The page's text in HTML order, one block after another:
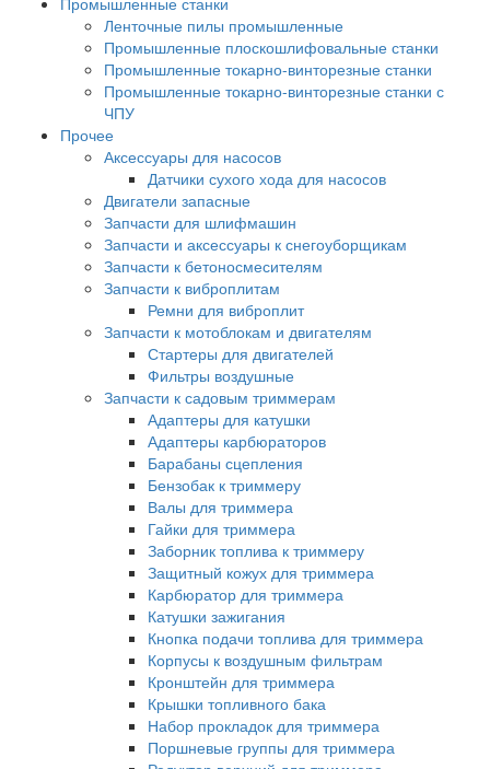
Ленточные пилы промышленные
Промышленные плоскошлифовальные станки
Промышленные токарно-винторезные станки
Промышленные токарно-винторезные станки с
ЧПУ
Прочее
Аксессуары для насосов
Датчики сухого хода для насосов
Двигатели запасные
Запчасти для шлифмашин
Запчасти и аксессуары к снегоуборщикам
Запчасти к бетоносмесителям
Запчасти к виброплитам
Ремни для виброплит
Запчасти к мотоблокам и двигателям
Стартеры для двигателей
Фильтры воздушные
Запчасти к садовым триммерам
Адаптеры для катушки
Адаптеры карбюраторов
Барабаны сцепления
Бензобак к триммеру
Валы для триммера
Гайки для триммера
Заборник топлива к триммеру
Защитный кожух для триммера
Карбюратор для триммера
Катушки зажигания
Кнопка подачи топлива для триммера
Корпусы к воздушным фильтрам
Кронштейн для триммера
Крышки топливного бака
Набор прокладок для триммера
Поршневые группы для триммера